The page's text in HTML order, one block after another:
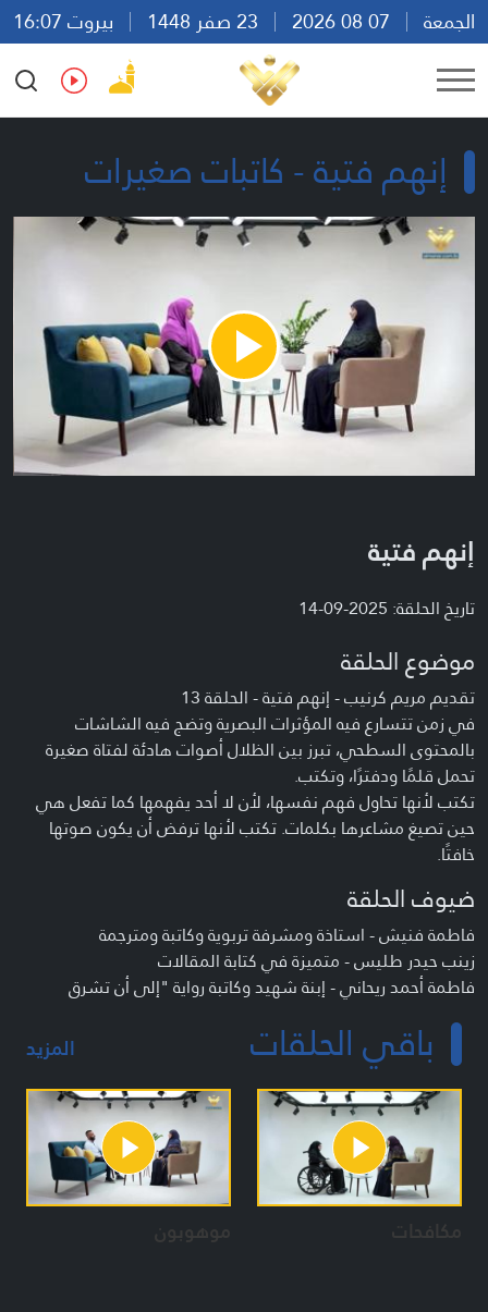
الجمعة
بيروت 16:07
Ar
En Fr Es
إنهم فتية - كاتبات صغيرات
Play
Video
إنهم فتية
تاريخ الحلقة: 2025-09-14
موضوع الحلقة
تقديم مريم كرنيب - إنهم فتية - الحلقة 13
في زمن تتسارع فيه المؤثرات البصرية وتضج فيه الشاشات
بالمحتوى السطحي، تبرز بين الظلال أصوات هادئة لفتاة صغيرة
تحمل قلمًا ودفترًا، وتكتب.
تكتب لأنها تحاول فهم نفسها، لأن لا أحد يفهمها كما تفعل هي
حين تصيغ مشاعرها بكلمات. تكتب لأنها ترفض أن يكون صوتها
خافتًا.
ضيوف الحلقة
فاطمة فنيش - استاذة ومشرفة تربوية وكاتبة ومترجمة
زينب حيدر طليس - متميزة في كتابة المقالات
فاطمة أحمد ريحاني - إبنة شهيد وكاتبة رواية "إلى أن تشرق
أسيل حيدر نعيم - كاتبة باللغتين العربية والفرنسية
تعريف البرنامج
برنامج أسبوعي اجتماعي - ثقافي - شبابي منوّع متخصص وموجه
للفئة العمرية (١٢-22 سنة)
برنامج غير نمطي الطرح والعرض يتناسب مع طبيعة هذه الفئة
المستهدفة
كل حلقة عبارة عن دردشات جماعية أو فردية بين المقدمة والفتية او
الفتيات في اطار تفاعلي بسيط مع مشاركة وتداخل في نشاط
باقي الحلقات المزيد
مكافحات موهوبون